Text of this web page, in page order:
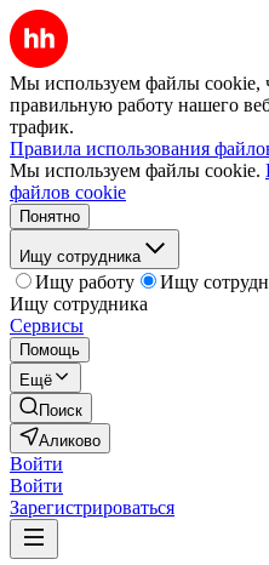
Мы используем файлы cookie,
правильную работу нашего
трафик.
Правила использования
Мы используем файлы cookie.
файлов cookie
Понятно
Ищу сотрудника
Ищу работу
Ищу
Ищу сотрудника
Сервисы
Помощь
Ещё
Поиск
Аликово
Войти
Войти
Зарегистрироваться